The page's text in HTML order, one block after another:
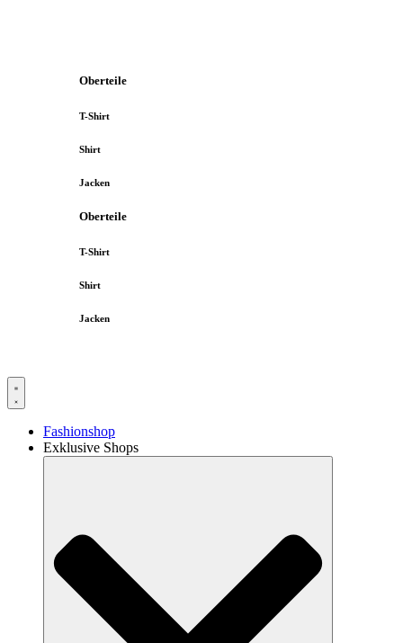
Oberteile
T-Shirt
Shirt
Jacken
Oberteile
T-Shirt
Shirt
Jacken
Fashionshop
Exklusive Shops